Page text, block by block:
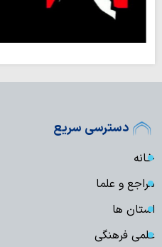
دسترسی سریع
خانه
مراجع و علما
استان ها
علمی فرهنگی